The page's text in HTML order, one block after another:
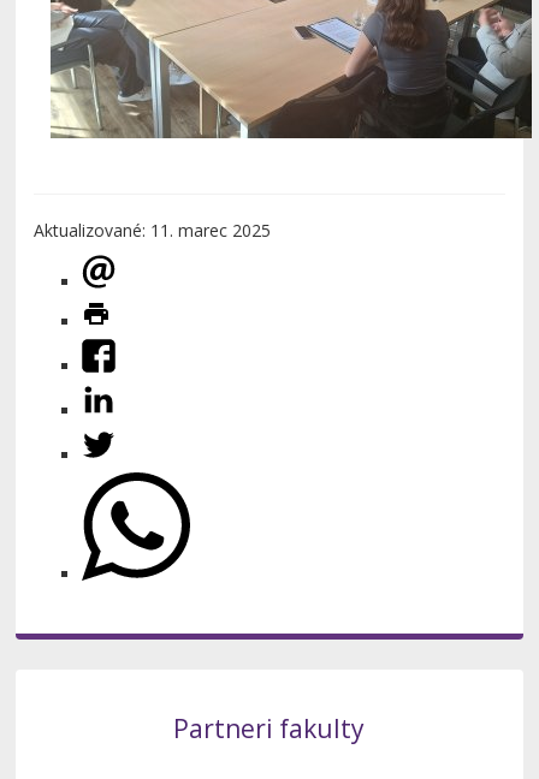
Aktualizované: 11. marec 2025
Partneri fakulty